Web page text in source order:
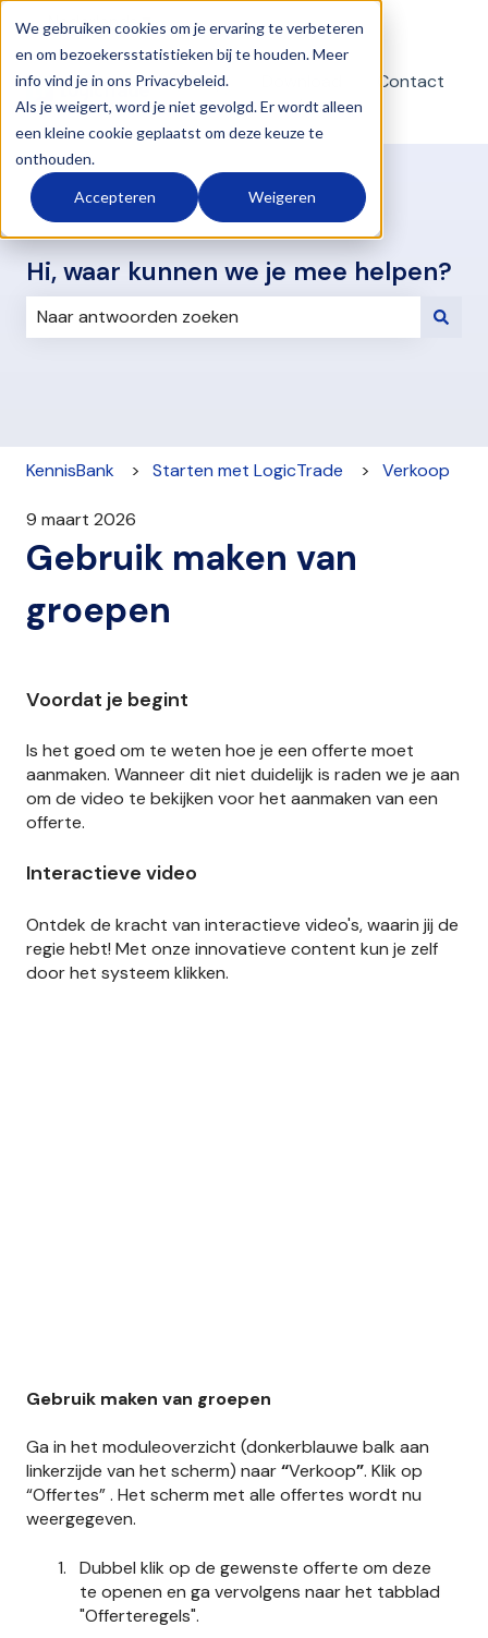
We gebruiken cookies om je ervaring te verbeteren
en om bezoekersstatistieken bij te houden. Meer
info vind je in ons Privacybeleid.
Als je weigert, word je niet gevolgd. Er wordt alleen
een kleine cookie geplaatst om deze keuze te
onthouden.
Accepteren Weigeren
NederlandsSubmenu tonen voor vertalingen
teamviewer
Contact
Hi, waar kunnen we je mee helpen?
KennisBank Starten met LogicTrade Verkoop
9 maart 2026
Gebruik maken van
groepen
Voordat je begint
Is het goed om te weten hoe je een offerte moet
aanmaken. Wanneer dit niet duidelijk is raden we je aan
om de video te bekijken voor het aanmaken van een
offerte.
Interactieve video
Ontdek de kracht van interactieve video's, waarin jij de
regie hebt! Met onze innovatieve content kun je zelf
door het systeem klikken.
Gebruik maken van groepen
Ga in het moduleoverzicht (donkerblauwe balk aan
linkerzijde van het scherm) naar“Verkoop”. Klik op
“Offertes” . Het scherm met alle offertes wordt nu
weergegeven.
Dubbel klik op de gewenste offerte om deze
te openen en ga vervolgens naar het tabblad
"Offerteregels".